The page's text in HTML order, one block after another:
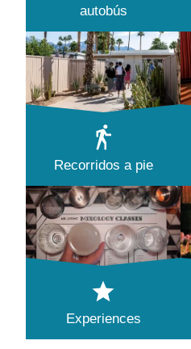
autobús
Recorridos a pie
Experiences